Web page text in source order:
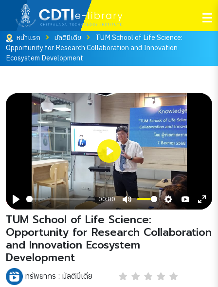
หน้าแรก มัลติมีเดีย
TUM School of Life Science:
Opportunity for Research Collaboration and Innovation
Ecosystem Development
Play
00:00
Mute SettingsYouTube
Play
TUM School of Life Science:
Opportunity for Research Collaboration
and Innovation Ecosystem
Development
ทรัพยากร : มัลติมีเดีย